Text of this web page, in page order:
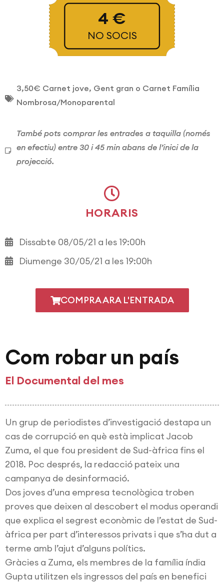
4 €
NO SOCIS
3,50€ Carnet jove, Gent gran o Carnet Família
Nombrosa/Monoparental
També pots comprar les entrades a taquilla (només
en efectiu) entre 30 i 45 min abans de l’inici de la
projecció.
HORARIS
Dissabte 08/05/21 a les 19:00h
Diumenge 30/05/21 a les 19:00h
COMPRA ARA L'ENTRADA
Com robar un país
El Documental del mes
Un grup de periodistes d’investigació destapa un
cas de corrupció en què està implicat Jacob
Zuma, el que fou president de Sud-àfrica fins el
2018. Poc després, la redacció pateix una
campanya de desinformació.
Dos joves d’una empresa tecnològica troben
proves que deixen al descobert el modus operandi
que explica el segrest econòmic de l’estat de Sud-
àfrica per part d’interessos privats i que s’ha dut a
terme amb l’ajut d’alguns polítics.
Gràcies a Zuma, els membres de la família índia
Gupta utilitzen els ingressos del país en benefici